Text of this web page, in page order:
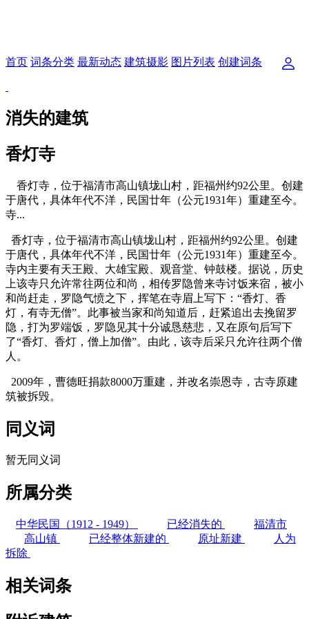
首页 词条分类 最新动态 建筑摄影 图片列表 创建词条
消失的建筑
香灯寺
香灯寺，位于福清市高山镇垅山村，距福州约92公里。创建
于唐代，具体年代不洋，民国廿年（公元1931年）重建至今。
寺...
香灯寺，位于福清市高山镇垅山村，距福州约92公里。创建
于唐代，具体年代不洋，民国廿年（公元1931年）重建至今。
寺内主要有天王殿、大雄宝殿、观音堂、钟鼓楼。据说，历史
上该寺只允许常往两位和尚，相传罗隐曾来寺讨饭来宿，被小
和尚赶走，罗隐气愤之下，挥笔在寺眉上写下：“香灯、香
灯，有寺无僧”。此事被当家和尚知道后，赶紧追出去挽留罗
隐，打为罗端饭，罗隐见其十分诚恳慈悲，又在原句后写下
了“香灯、香灯，僧上加僧”。由此，该寺后采只允许往两个僧
人。
2009年，曹德旺捐款8000万重建，并改名崇恩寺，古寺原建
筑被拆毁。
同义词
暂无同义词
所属分类
中华民国（1912 - 1949） 已经消失的
福清市
高山镇
已经整体新建的 原址新建
人为
拆除
相关词条